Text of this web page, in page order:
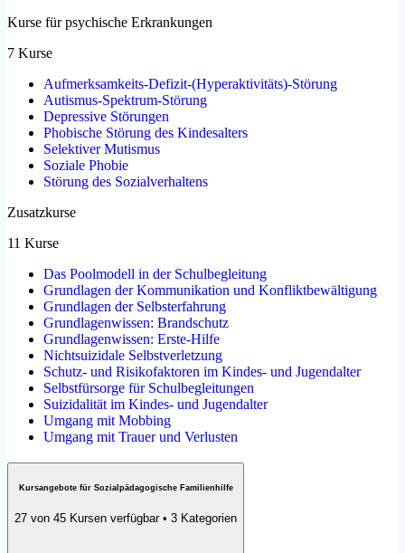
Kurse für psychische Erkrankungen
7 Kurse
Aufmerksamkeits-Defizit-(Hyperaktivitäts)-Störung
Autismus-Spektrum-Störung
Depressive Störungen
Phobische Störung des Kindesalters
Selektiver Mutismus
Soziale Phobie
Störung des Sozialverhaltens
Zusatzkurse
11 Kurse
Das Poolmodell in der Schulbegleitung
Grundlagen der Kommunikation und Konfliktbewältigung
Grundlagen der Selbsterfahrung
Grundlagenwissen: Brandschutz
Grundlagenwissen: Erste-Hilfe
Nichtsuizidale Selbstverletzung
Schutz- und Risikofaktoren im Kindes- und Jugendalter
Selbstfürsorge für Schulbegleitungen
Suizidalität im Kindes- und Jugendalter
Umgang mit Mobbing
Umgang mit Trauer und Verlusten
Kursangebote für Sozialpädagogische Familienhilfe
27 von 45 Kursen verfügbar • 3 Kategorien